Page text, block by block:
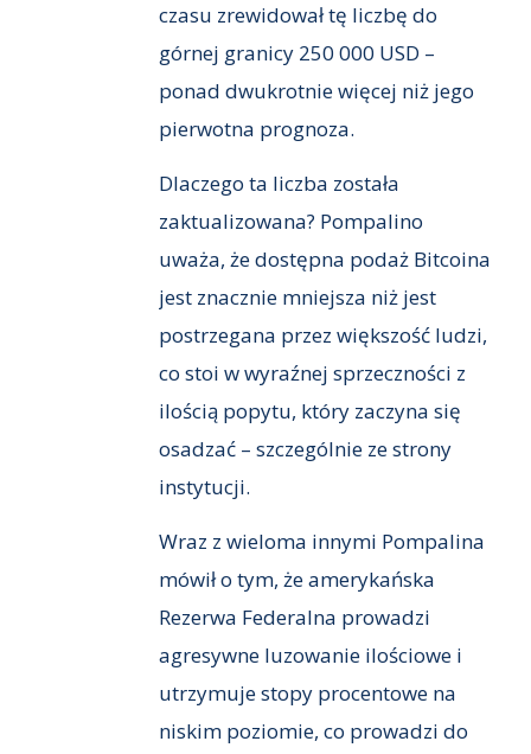
czasu zrewidował tę liczbę do
górnej granicy 250 000 USD –
ponad dwukrotnie więcej niż jego
pierwotna prognoza.
Dlaczego ta liczba została
zaktualizowana? Pompalino
uważa, że dostępna podaż Bitcoina
jest znacznie mniejsza niż jest
postrzegana przez większość ludzi,
co stoi w wyraźnej sprzeczności z
ilością popytu, który zaczyna się
osadzać – szczególnie ze strony
instytucji.
Wraz z wieloma innymi Pompalina
mówił o tym, że amerykańska
Rezerwa Federalna prowadzi
agresywne luzowanie ilościowe i
utrzymuje stopy procentowe na
niskim poziomie, co prowadzi do